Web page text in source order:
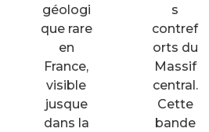
géologi
que rare
en
France,
visible
jusque
dans la
s
contref
orts du
Massif
central.
Cette
bande